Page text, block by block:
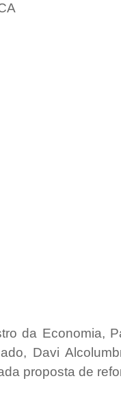
da Economia,
Davi
proposta de